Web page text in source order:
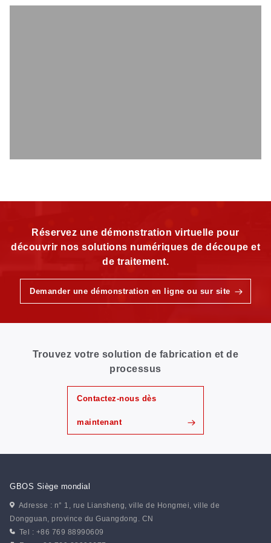
Réservez une démonstration virtuelle pour
découvrir nos solutions numériques de découpe et
de traitement.
Demander une démonstration en ligne ou sur site
Trouvez votre solution de fabrication et de
processus
Contactez-nous dès
maintenant
GBOS Siège mondial
Adresse : n° 1, rue Liansheng, ville de Hongmei, ville de
Dongguan, province du Guangdong. CN
Tel : +86 769 88990609